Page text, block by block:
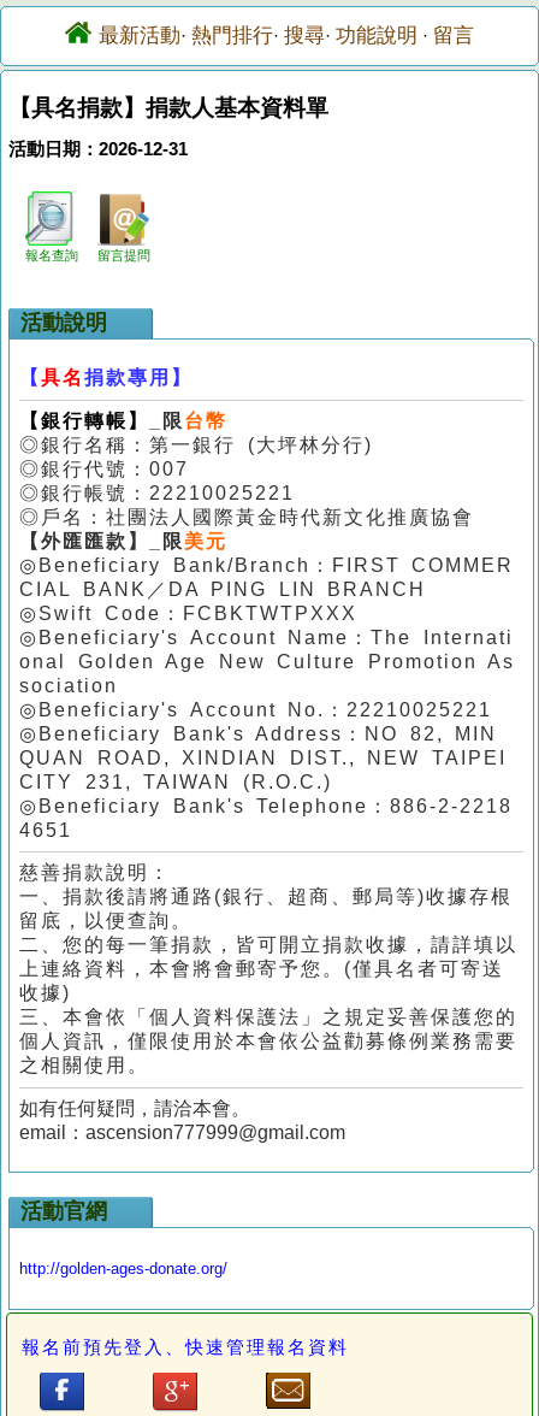
最新活動· 熱門排行· 搜尋· 功能說明 · 留言
【具名捐款】捐款人基本資料單
活動日期：2026-12-31
報名查詢 留言提問
活動說明
【 具名 捐款專用】
【銀行轉帳 】 _限 台幣
◎銀行名稱：第一銀行 (大坪林分行)
◎銀行代號：007
◎銀行帳號：22210025221
◎戶名：社團法人國際黃金時代新文化推廣協會
【外匯匯款】_限 美元
◎Beneficiary Bank/Branch：FIRST COMMER
CIAL BANK／DA PING LIN BRANCH
◎Swift Code：FCBKTWTPXXX
◎Beneficiary's Account Name：The Internati
onal Golden Age New Culture Promotion As
sociation
◎Beneficiary's Account No.：22210025221
◎Beneficiary Bank's Address：NO 82, MIN
QUAN ROAD, XINDIAN DIST., NEW TAIPEI
CITY 231, TAIWAN (R.O.C.)
◎Beneficiary Bank's Telephone：886-2-2218
4651
慈善捐款說明：
一、捐款後請將通路(銀行、超商、郵局等)收據存根
留底，以便查詢。
二、您的每一筆捐款，皆可開立捐款收據，請詳填以
上連絡資料，本會將會郵寄予您。 (僅具名者可寄送
收據)
三、本會依「個人資料保護法」之規定妥善保護您的
個人資訊，僅限使用於本會依公益勸募條例業務需要
之相關使用。
如有任何疑問，請洽本會。
email：ascension777999@gmail.com
活動官網
http://golden-ages-donate.org/
報名前預先登入、快速管理報名資料